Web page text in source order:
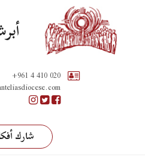
+961 4 410 020
شارك